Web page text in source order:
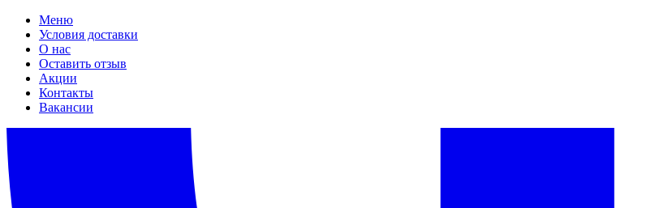
Меню
Условия доставки
О нас
Оставить отзыв
Акции
Контакты
Вакансии